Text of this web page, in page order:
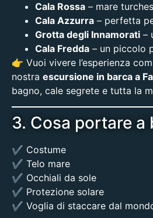
Cala Rossa – mare
Cala Azzurra – perfetta
Grotta degli Innamorati –
Cala Fredda – un piccolo
👉 Vuoi vivere l’esperienza
nostra escursione in barca a
bagno, cale segrete e tutta la
3. Cosa portare a
✔️ Costume
✔️ Telo mare
✔️ Occhiali da sole
✔️ Protezione solare
✔️ Voglia di staccare dal